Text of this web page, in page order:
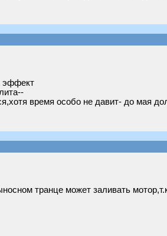
эффект
время особо не давит- до мая
транце может заливать